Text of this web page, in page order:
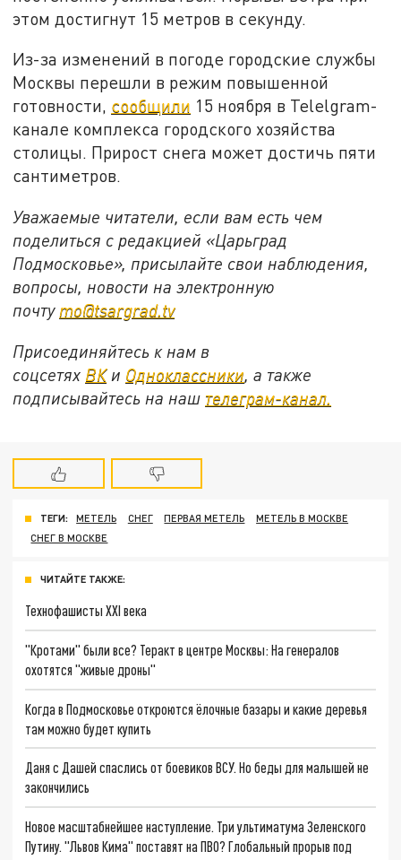
этом достигнут 15 метров в секунду.
Из-за изменений в погоде городские службы
Москвы перешли в режим повышенной
готовности, сообщили 15 ноября в Telelgram-
канале комплекса городского хозяйства
столицы. Прирост снега может достичь пяти
сантиметров.
Уважаемые читатели, если вам есть чем
поделиться с редакцией «Царьград
Подмосковье», присылайте свои наблюдения,
вопросы, новости на электронную
почту mo@tsargrad.tv
Присоединяйтесь к нам в
соцсетях ВКи Одноклассники, а также
подписывайтесь на наш телеграм-канал.
ТЕГИ: МЕТЕЛЬ СНЕГ ПЕРВАЯ МЕТЕЛЬ
МЕТЕЛЬ В МОСКВЕ
СНЕГ В МОСКВЕ
ЧИТАЙТЕ ТАКЖЕ:
Технофашисты XXI века
"Кротами" были все? Теракт в центре Москвы: На генералов
охотятся "живые дроны"
Когда в Подмосковье откроются ёлочные базары и какие деревья
там можно будет купить
Даня с Дашей спаслись от боевиков ВСУ. Но беды для малышей не
закончились
Новое масштабнейшее наступление. Три ультиматума Зеленского
Путину. "Львов Кима" поставят на ПВО? Глобальный прорыв под